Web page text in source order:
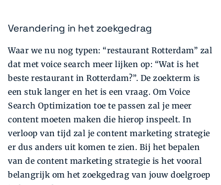
Verandering in het zoekgedrag
Waar we nu nog typen: “restaurant Rotterdam” zal
dat met voice search meer lijken op: “Wat is het
beste restaurant in Rotterdam?”. De zoekterm is
een stuk langer en het is een vraag. Om Voice
Search Optimization toe te passen zal je meer
content moeten maken die hierop inspeelt. In
verloop van tijd zal je content marketing strategie
er dus anders uit komen te zien. Bij het bepalen
van de content marketing strategie is het vooral
belangrijk om het zoekgedrag van jouw doelgroep